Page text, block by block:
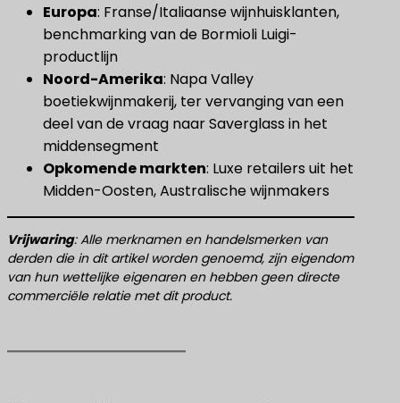
Europa​: Franse/Italiaanse wijnhuisklanten,
benchmarking van de Bormioli Luigi-
productlijn
Noord-Amerika​: Napa Valley
boetiekwijnmakerij, ter vervanging van een
deel van de vraag naar Saverglass in het
middensegment
Opkomende markten​: Luxe retailers uit het
Midden-Oosten, Australische wijnmakers
​Vrijwaring​​: Alle merknamen en handelsmerken van
derden die in dit artikel worden genoemd, zijn eigendom
van hun wettelijke eigenaren en hebben geen directe
commerciële relatie met dit product.